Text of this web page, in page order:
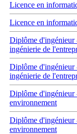
Licence en
Licence en
Diplôme d'ingénieur
ingénierie de
Diplôme d'ingénieur
ingénierie de
Diplôme d'ingénieur
environnement
Diplôme d'ingénieur
environnement